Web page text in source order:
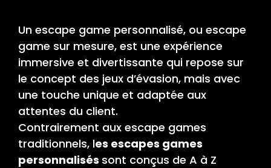
Un escape game personnalisé, ou escape
game sur mesure, est une expérience
immersive et divertissante qui repose sur
le concept des jeux d’évasion, mais avec
une touche unique et adaptée aux
attentes du client.
Contrairement aux escape games
traditionnels, les escapes games
personnalisés sont conçus de A à Z